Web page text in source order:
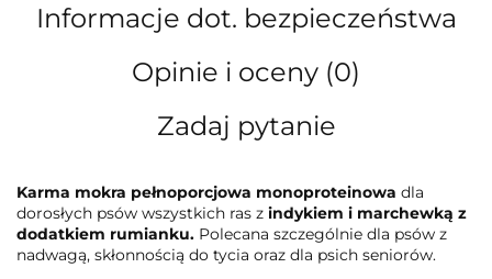
Informacje dot. bezpieczeństwa
Opinie i oceny (0)
Zadaj pytanie
Karma mokra pełnoporcjowa monoproteinowa dla
dorosłych psów wszystkich ras z indykiem i marchewką z
dodatkiem rumianku. Polecana szczególnie dla psów z
nadwagą, skłonnością do tycia oraz dla psich seniorów.